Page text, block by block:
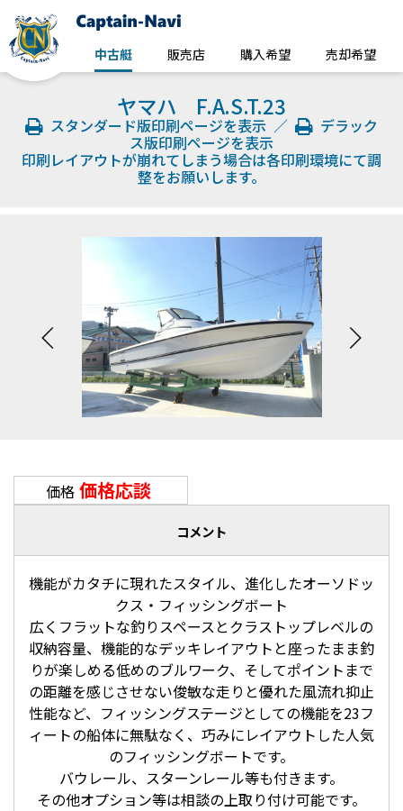
中古艇 販売店 購入希望 売却希望
ヤマハ F.A.S.T.23
スタンダード版印刷ページを表示 ／
デラック
ス版印刷ページを表示
印刷レイアウトが崩れてしまう場合は各印刷環境にて調
整をお願いします。
価格 価格応談
コメント
機能がカタチに現れたスタイル、進化したオーソドッ
クス・フィッシングボート
広くフラットな釣りスペースとクラストップレベルの
収納容量、機能的なデッキレイアウトと座ったまま釣
りが楽しめる低めのブルワーク、そしてポイントまで
の距離を感じさせない俊敏な走りと優れた風流れ抑止
性能など、フィッシングステージとしての機能を23フ
ィートの船体に無駄なく、巧みにレイアウトした人気
のフィッシングボートです。
バウレール、スターンレール等も付きます。
その他オプション等は相談の上取り付け可能です。